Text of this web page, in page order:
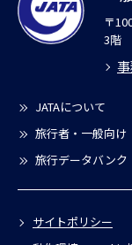
〒
3階
JATAについて
旅行者・一般向け
旅行データバンク
サイトポリシー